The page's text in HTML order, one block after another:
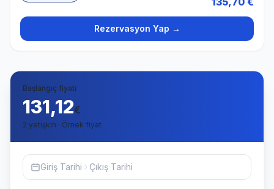
Rezervasyon Yap →
Başlangıç fiyatı
131,12€
2 yetişkin · Örnek fiyat
Giriş Tarihi Çıkış Tarihi